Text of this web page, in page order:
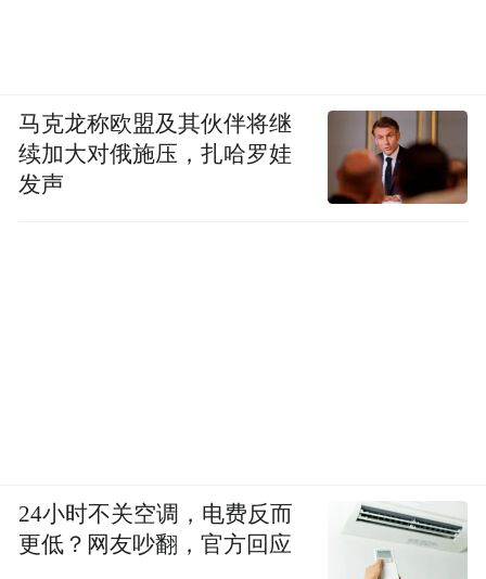
马克龙称欧盟及其伙伴将继
续加大对俄施压，扎哈罗娃
发声
24小时不关空调，电费反而
更低？网友吵翻，官方回应